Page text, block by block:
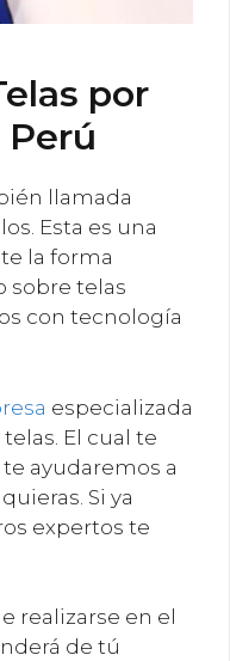
por
Perú
llamada
Esta es una
la forma
sobre telas
con tecnología
especializada
El cual te
ayudaremos a
Si ya
expertos te
realizarse en el
de tú